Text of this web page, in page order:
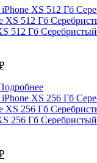
512 Гб Серебристый
256 Гб Серебристый